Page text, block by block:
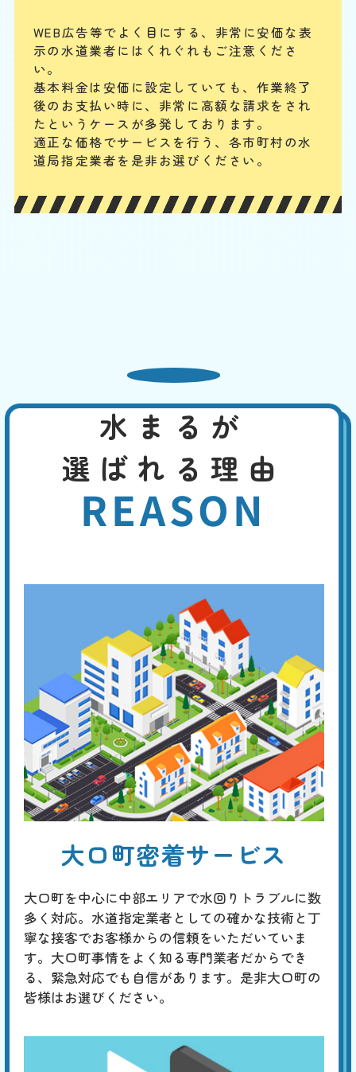
便器に物を流した
EB
限
定
割
引
合計 3,300円〜
排水管は水が流れるためのものですが、トイレの臭気が上がってこない
封水のために曲がった構造になっています。異物が混入するとそこで引
っかかってつまることがあります。こうなると一般の人ではつまりを解
熱湯や市販の薬剤でも改
善しない
3,000 円 W
EB
限
定
割
引
4,400円
合計 4,400
トイレットペーパーは水溶性ですから、時間が経てばつまりを解消する
ラバーカップでもつまり
が治らない
基本料
3,000円
EB
限
定
割
引
作業費
5,500
部品代
0円〜
合計 5,500 円〜
トイレットペーパーによる排水口付近のつまりなら、ラバーカップで解
消する事ができるでしょう。しかし、つまりの原因がトイレ本体の排水
管の奥であった場合は、より強力なつまり専用機器（真空式・ワイヤー
式パイプクリーナー、ローポンプ、手動・電動トーラー、高圧洗浄機な
ど）を使用します。
トイレの水位がいつもよ
り低い
基本料
EB
限
定
割
引
合計 6,600円〜
通常、つまった場合は水位が上がるので、トイレタンクに水が溜まって
いない場合は、タンク内の調整が必要です。タンク内にある標準水位
は、水面から出たオーバーフロー管に刻印された「WL」の位置です。
水位が低い場合は、水漏れや排水の問題が考えられます。
WEB広告等でよく目にする、非常に安価な表
示の水道業者にはくれぐれもご注意くださ
い。
基本料金は安価に設定していても、作業終了
後のお支払い時に、 非常に高額な請求をされ
たというケースが多発しております。
適正な価格でサービスを行う、各市町村の水
道局指定業者を是非お選びください。
水まるが
選ばれる理由
REASON
大口町密着サービス
大口町を中心に中部エリアで水回りトラブルに数
多く対応。水道指定業者としての確かな技術と丁
寧な接客でお客様からの信頼をいただいていま
す。大口町事情をよく知る専門業者だからでき
る、緊急対応でも自信があります。是非大口町の
皆様はお選びください。